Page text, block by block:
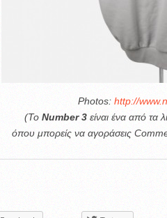
Photos: http://
(To Number 3είναι ένα από τα
όπου μπορείς να αγοράσεις